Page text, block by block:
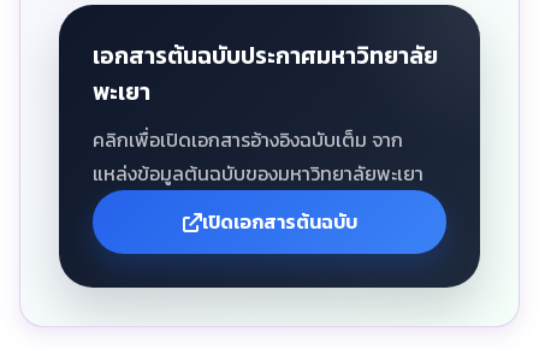
เอกสารต้นฉบับประกาศมหาวิทยาลัย
พะเยา
คลิกเพื่อเปิดเอกสารอ้างอิงฉบับเต็ม จาก
แหล่งข้อมูลต้นฉบับของมหาวิทยาลัยพะเยา
เปิดเอกสารต้นฉบับ